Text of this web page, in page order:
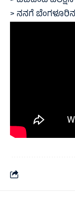
> ನನಗೆ ಬೆಂಗಳೂರಿನ